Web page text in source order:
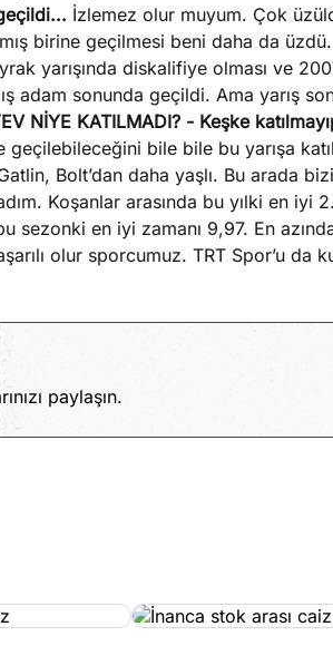
İzlemez olur muyum. Çok
birine geçilmesi beni daha da
yarışında diskalifiye olması ve
adam sonunda geçildi. Ama yarış
NİYE KATILMADI? - Keşke
geçilebileceğini bile bile bu yarışa
Bolt’dan daha yaşlı. Bu arada
Koşanlar arasında bu yılki en iyi
sezonki en iyi zamanı 9,97. En
olur sporcumuz. TRT Spor’u da
paylaşın.